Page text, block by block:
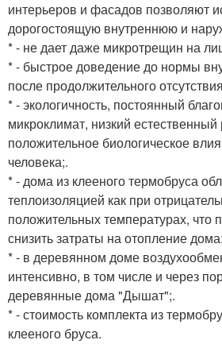
интерьеров и фасадов позволяют
дорогостоящую внутреннюю и
* - не дает даже микротрещин на
* - быстрое доведение до нормы
после продолжительного
* - экологичность, постоянный
микроклимат, низкий
положительное биологическое
человека;.
* - дома из клееного термобруса
теплоизоляцией как при
положительных температурах, что
снизить затраты на отопление
* - в деревянном доме
интенсивно, в том числе и через
деревянные дома "Дышат";.
* - стоимость комплекта из
клееного бруса.